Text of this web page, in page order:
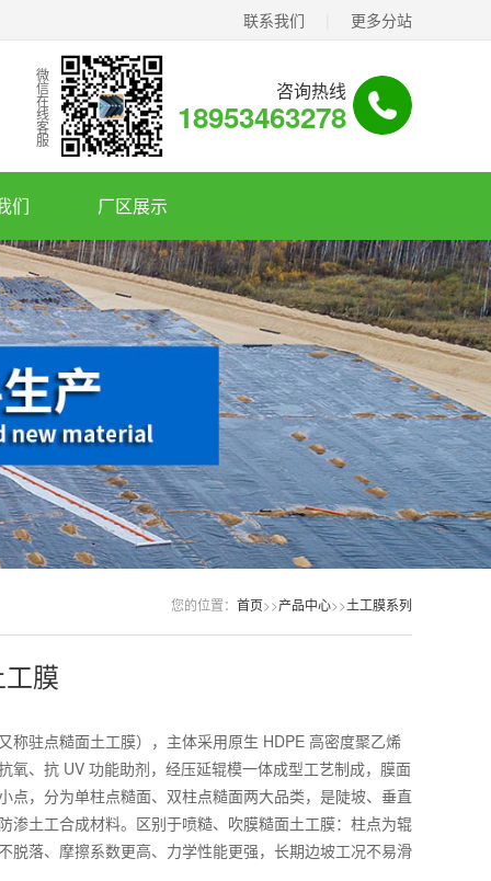
联系我们 更多分站
咨询热线
18953463278
微信在线客服
们 厂区展示
您的位置： 首页>>产品中心>>土工膜系列
膜
称驻点糙面土工膜），主体采用原生 HDPE 高密度聚乙烯
氧、抗 UV 功能助剂，经压延辊模一体成型工艺制成，膜面
点，分为单柱点糙面、双柱点糙面两大品类，是陡坡、垂直
渗土工合成材料。区别于喷糙、吹膜糙面土工膜：柱点为辊
脱落、摩擦系数更高、力学性能更强，长期边坡工况不易滑